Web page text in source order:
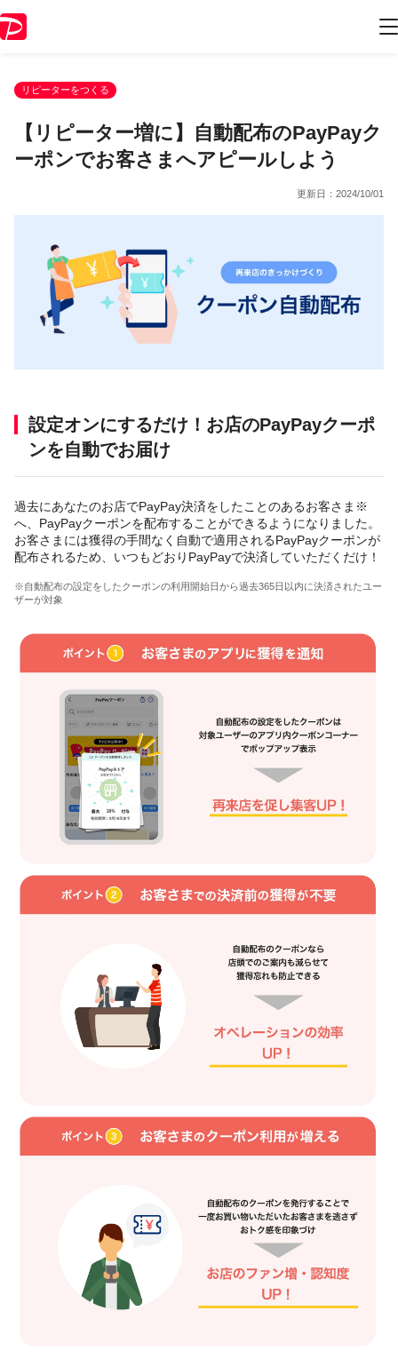
リピーターをつくる
【リピーター増に】自動配布のPayPayク
ーポンでお客さまへアピールしよう
更新日： 2024/10/01
設定オンにするだけ！お店のPayPayクーポ
ンを自動でお届け
過去にあなたのお店でPayPay決済をしたことのあるお客さま※
へ、PayPayクーポンを配布することができるようになりました。
お客さまには獲得の手間なく自動で適用されるPayPayクーポンが
配布されるため、いつもどおりPayPayで決済していただくだけ！
※自動配布の設定をしたクーポンの利用開始日から過去365日以内に決済されたユー
ザーが対象